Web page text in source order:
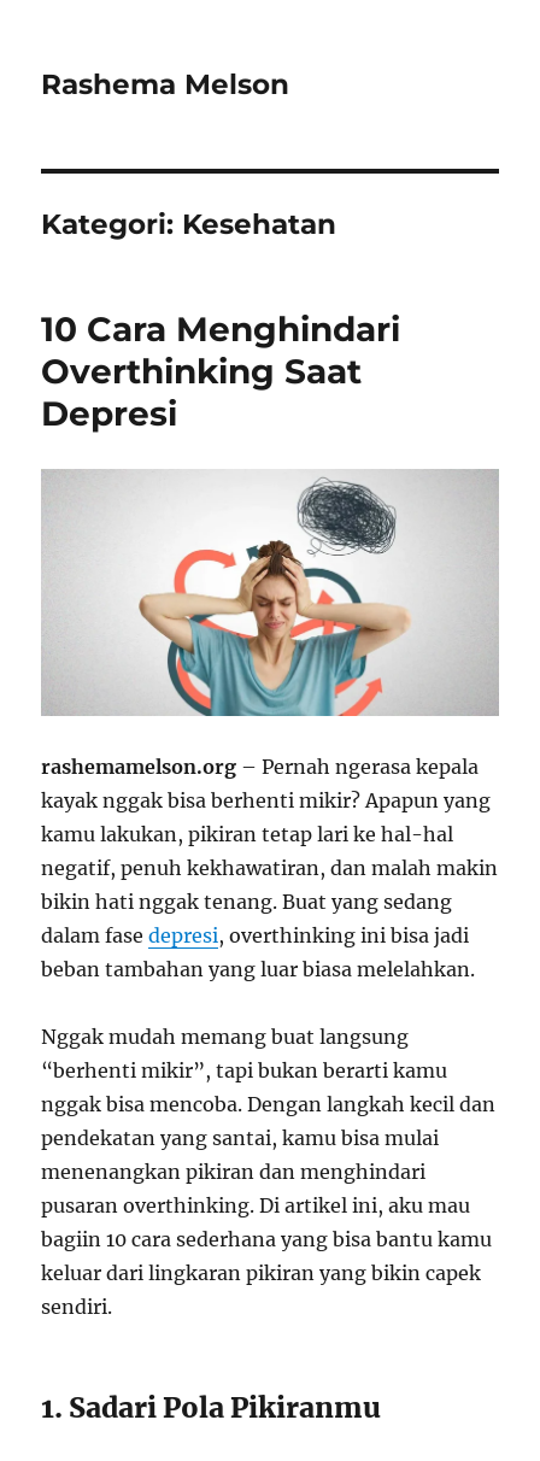
Rashema Melson
Kategori: Kesehatan
10 Cara Menghindari
Overthinking Saat
Depresi
rashemamelson.org – Pernah ngerasa kepala
kayak nggak bisa berhenti mikir? Apapun yang
kamu lakukan, pikiran tetap lari ke hal-hal
negatif, penuh kekhawatiran, dan malah makin
bikin hati nggak tenang. Buat yang sedang
dalam fasedepresi, overthinking ini bisa jadi
beban tambahan yang luar biasa melelahkan.
Nggak mudah memang buat langsung
“berhenti mikir”, tapi bukan berarti kamu
nggak bisa mencoba. Dengan langkah kecil dan
pendekatan yang santai, kamu bisa mulai
menenangkan pikiran dan menghindari
pusaran overthinking. Di artikel ini, aku mau
bagiin 10 cara sederhana yang bisa bantu kamu
keluar dari lingkaran pikiran yang bikin capek
sendiri.
1. Sadari Pola Pikiranmu